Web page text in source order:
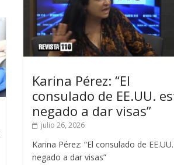
Karina Pérez: “El
consulado de EE.UU.
negado a dar visas”
julio 26, 2026
Karina Pérez: “El consulado de
negado a dar visas”